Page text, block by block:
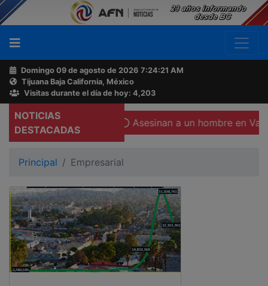
Domingo 09 de agosto de 2026 7:24:22 AM
Tijuana Baja California, México
Visitas durante el día de hoy: 4,203
NOTICIAS
DESTACADAS
Vicente Asesinan a un hombre en Valle de San
Principal Empresarial
Buscador
Acerca
de
AFN
Ventas
y
Contacto
Reportero